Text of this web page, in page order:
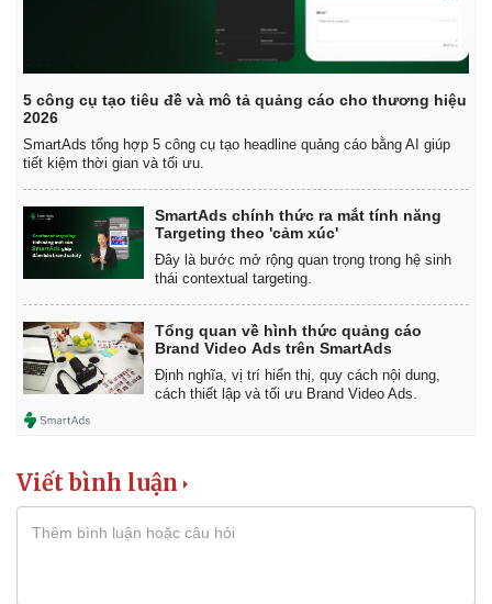
Pháp luật
Vụ án
Quân sự - Quốc phòng
5 công cụ tạo tiêu đề và mô tả quảng cáo cho thương hiệu
2026
SmartAds tổng hợp 5 công cụ tạo headline quảng cáo bằng AI giúp
tiết kiệm thời gian và tối ưu.
SmartAds chính thức ra mắt tính năng
Targeting theo 'cảm xúc'
Đây là bước mở rộng quan trọng trong hệ sinh
thái contextual targeting.
Tổng quan về hình thức quảng cáo
Brand Video Ads trên SmartAds
Định nghĩa, vị trí hiển thị, quy cách nội dung,
cách thiết lập và tối ưu Brand Video Ads.
Viết bình luận